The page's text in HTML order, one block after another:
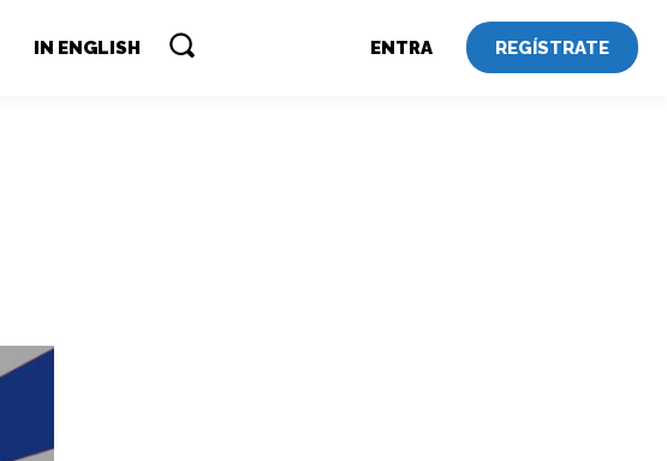
IN ENGLISH ENTRA REGÍSTRATE